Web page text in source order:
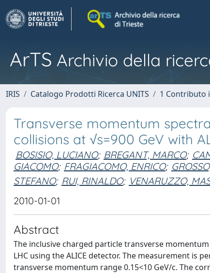
ArTS Archivio della
IRIS Catalogo Prodotti Ricerca UNITS 1 Contributo
Transverse momentum
collisions at √s=900 GeV with
BOSISIO, LUCIANO; BREGANT, MARCO;
GIACOMO; FRAGIACOMO, ENRICO;
STEFANO; RUI, RINALDO; VENARUZZO,
2010-01-01
Abstract
The inclusive charged particle transverse
LHC using the ALICE detector. The measurement
transverse momentum range 0.15<10 GeV/c. The